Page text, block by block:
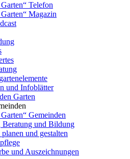
Telefon
Magazin
und Infoblätter
Garten
Gemeinden
Beratung und Bildung
und gestalten
und Auszeichnungen